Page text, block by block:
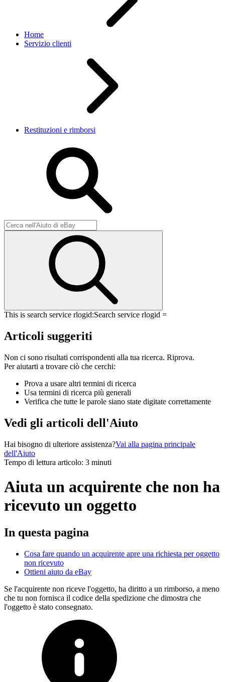
Home
Servizio clienti
Restituzioni e rimborsi
This is search service rlogid:Search service rlogid =
Articoli suggeriti
Non ci sono risultati corrispondenti alla tua ricerca. Riprova.
Per aiutarti a trovare ciò che cerchi:
Prova a usare altri termini di ricerca
Usa termini di ricerca più generali
Verifica che tutte le parole siano state digitate correttamente
Vedi gli articoli dell'Aiuto
Hai bisogno di ulteriore assistenza?Vai alla pagina principale
dell'Aiuto
Tempo di lettura articolo: 3 minuti
Aiuta un acquirente che non ha
ricevuto un oggetto
In questa pagina
Cosa fare quando un acquirente apre una richiesta per oggetto
non ricevuto
Ottieni aiuto da eBay
Se l'acquirente non riceve l'oggetto, ha diritto a un rimborso, a meno
che tu non fornisca il codice della spedizione che dimostra che
l'oggetto è stato consegnato.